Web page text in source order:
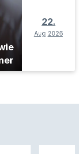
22.
Aug 2026